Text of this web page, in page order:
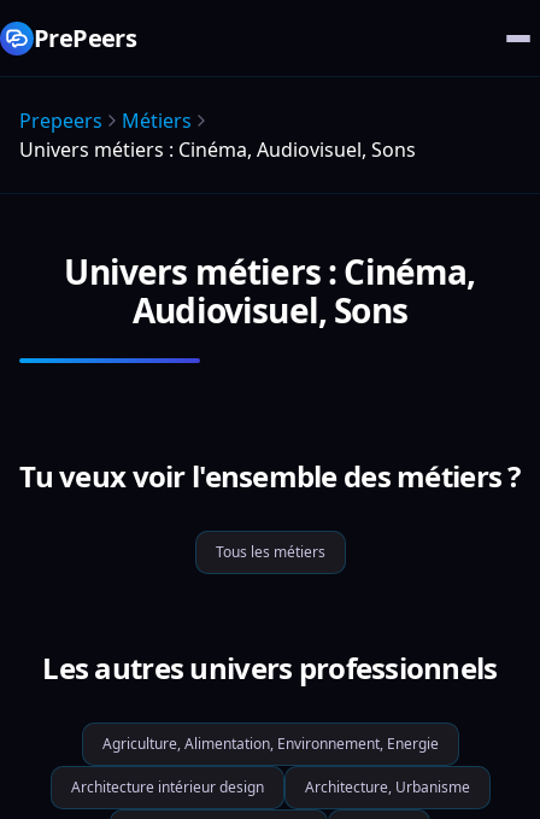
PrePeers
Prepeers
Métiers
Univers métiers : Cinéma, Audiovisuel, Sons
Univers métiers : Cinéma,
Audiovisuel, Sons
Tu veux voir l'ensemble des métiers ?
Tous les métiers
Les autres univers professionnels
Agriculture, Alimentation, Environnement, Energie
Architecture intérieur design Architecture, Urbanisme